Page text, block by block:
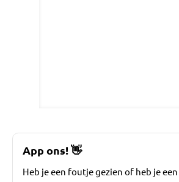
App ons!👋
Heb je een foutje gezien of heb je een